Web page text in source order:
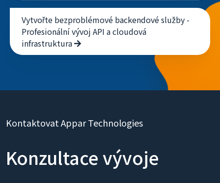
Vytvořte bezproblémové backendové služby -
Profesionální vývoj API a cloudová
infrastruktura
Kontaktovat Appar Technologies
Konzultace vývoje